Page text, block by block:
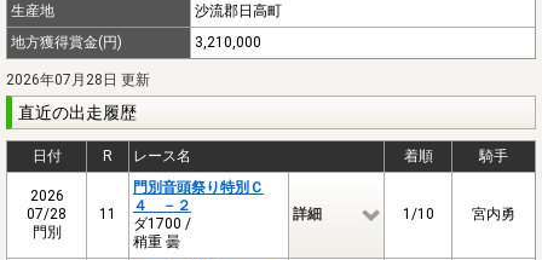
生産地
沙流郡日高町
地方獲得賞金(円)
3,210,000
2026年07月28日 更新
直近の出走履歴
日付 R レース名 着順 騎手
2026
07/28
門別
11
門別音頭祭り特別Ｃ
４ －２
ダ1700 /
稍重 曇
詳細 1/10 宮内勇